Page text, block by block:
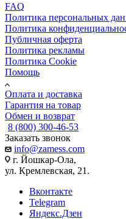
FAQ
Политика персональных
Политика
Публичная оферта
Политика рекламы
Политика Cookie
Помощь
Оплата и доставка
Гарантия на товар
Обмен и возврат
8 (800) 300-46-53
Заказать звонок
info@zamess.com
г. Йошкар-Ола,
ул. Кремлевская, 21.
Вконтакте
Telegram
Яндекс.Дзен